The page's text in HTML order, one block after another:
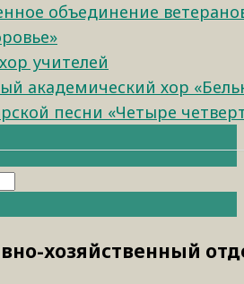
объединение
учителей
академический хор
песни «Четыре
хозяйственный